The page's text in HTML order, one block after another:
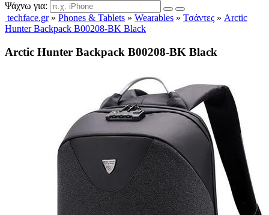
Ψάχνω για:
techface.gr» Phones & Tablets » Wearables » Τσάντες » Arctic
Hunter Backpack B00208-BK Black
Arctic Hunter Backpack B00208-BK Black